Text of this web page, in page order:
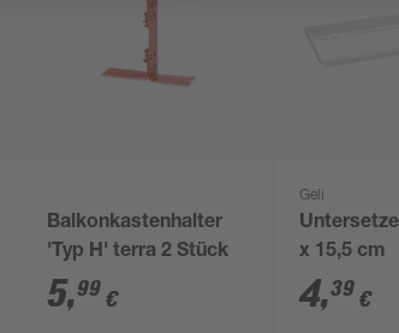
Balkonkastenhalter
'Typ H' terra 2 Stück
5,99 €
Geli
x 15,5 cm
4,39 €